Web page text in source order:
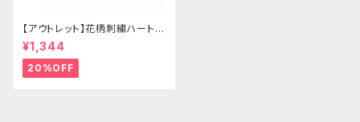
【アウトレット】花柄刺繍ハートバ
ッグ
¥1,344
20%OFF